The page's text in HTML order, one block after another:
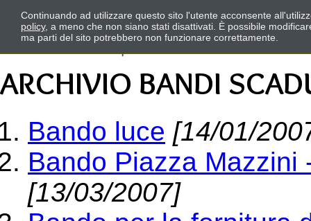
ARCHIVIO BANDI
Bando luce [14/01/
Bando Piazza
[13/03/2007]
Continuando ad utilizzare questo sito l'utente acconsente
policy, a meno che non siano stati disattivati. È possibile
ma parti del sito potrebbero non funzionare correttamente.